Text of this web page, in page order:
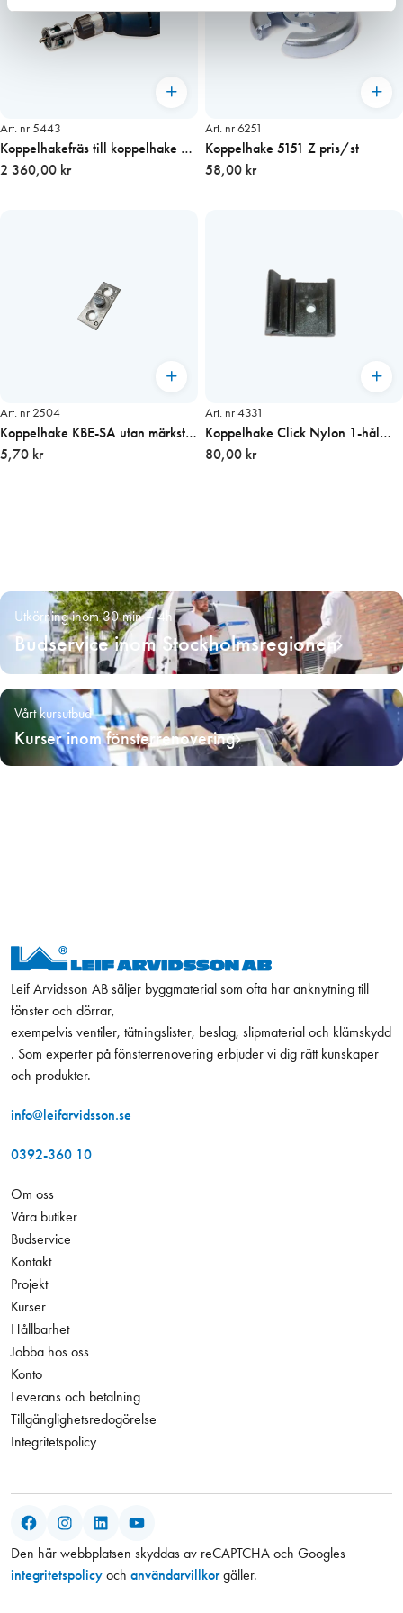
Art. nr 5443
Koppelhakefräs till koppelhake 3
och 4
2 360,00 kr
Art. nr 6251
Koppelhake 5151 Z pris/st
58,00 kr
Art. nr 2504
Koppelhake KBE-SA utan märkstift
handel
5,70 kr
Art. nr 4331
Koppelhake Click Nylon 1-hål
Svart
80,00 kr
Utkörning inom 30 min – 4h
Budservice inom Stockholmsregionen
Vårt kursutbud
Kurser inom fönsterrenovering
Leif Arvidsson AB säljer byggmaterial som ofta har anknytning till
fönster och dörrar,
exempelvis ventiler, tätningslister, beslag, slipmaterial och klämskydd
. Som experter på fönsterrenovering erbjuder vi dig rätt kunskaper
och produkter.
info@leifarvidsson.se
0392-360 10
Om oss
Våra butiker
Budservice
Kontakt
Projekt
Kurser
Hållbarhet
Jobba hos oss
Konto
Leverans och betalning
Tillgänglighetsredogörelse
Integritetspolicy
Facebook
Instagram
LinkedIn
Den här webbplatsen skyddas av reCAPTCHA och Googles
integritetspolicy och användarvillkorgäller.